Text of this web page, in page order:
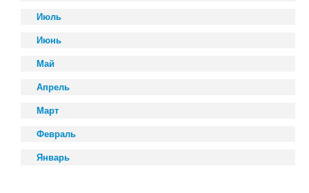
Июль
Июнь
Май
Апрель
Март
Февраль
Январь